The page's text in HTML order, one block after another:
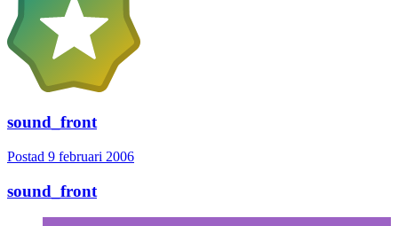
sound_front
Postad 9 februari 2006
sound_front